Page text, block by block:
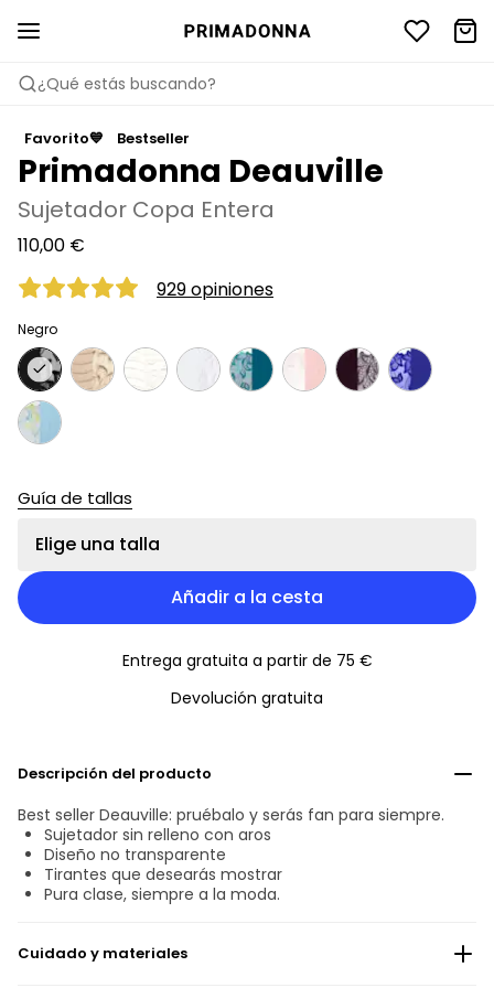
¿Qué estás buscando?
Favorito💙 Bestseller
Primadonna Deauville
Sujetador Copa Entera
110,00 €
929 opiniones
Negro
Guía de tallas
Elige una talla
Añadir a la cesta
Entrega gratuita a partir de 75 €
Devolución gratuita
Descripción del producto
Best seller Deauville: pruébalo y serás fan para siempre.
Sujetador sin relleno con aros
Diseño no transparente
Tirantes que desearás mostrar
Pura clase, siempre a la moda.
Cuidado y materiales